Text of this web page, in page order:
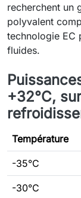
recherchent un
polyvalent
technologie EC
fluides.
+32°C,
Température
-35°C
-30°C